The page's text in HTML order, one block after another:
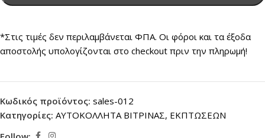
*Στις τιμές δεν περιλαμβάνεται ΦΠΑ. Οι φόροι και τα έξοδα
αποστολής υπολογίζονται στο checkout πριν την πληρωμή!
Κωδικός προϊόντος: sales-012
Κατηγορίες: ΑΥΤΟΚΟΛΛΗΤΑ ΒΙΤΡΙΝΑΣ, ΕΚΠΤΩΣΕΩΝ